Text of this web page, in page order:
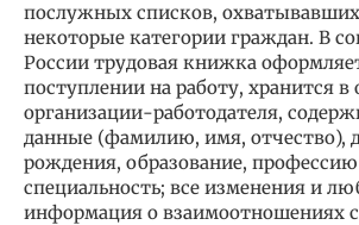
послужных списков,
некоторые категории граждан. В
России трудовая книжка
поступлении на работу, хранится в
организации-работодателя,
данные (фамилию, имя, отчество),
рождения, образование,
специальность; все изменения и
информация о взаимоотношениях с